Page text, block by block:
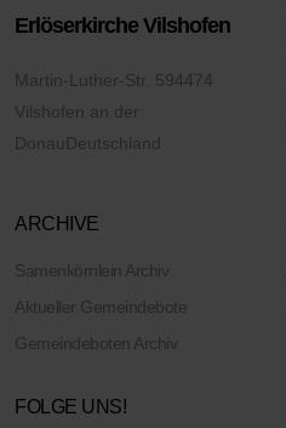
Erlöserkirche Vilshofen
Martin-Luther-Str. 594474
Vilshofen an der
Donau Deutschland
ARCHIVE
Samenkörnlein Archiv
Aktueller Gemeindebote
Gemeindeboten Archiv
FOLGE UNS!